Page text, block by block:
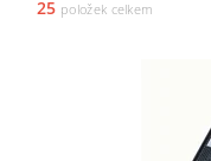
25 položek celkem